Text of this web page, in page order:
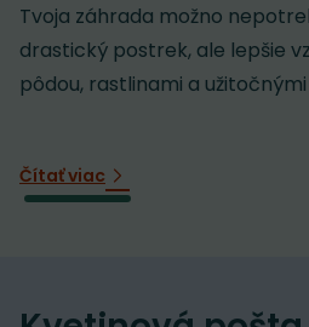
Tvoja záhrada možno
drastický postrek, ale lepšie
pôdou, rastlinami a
Čítať viac